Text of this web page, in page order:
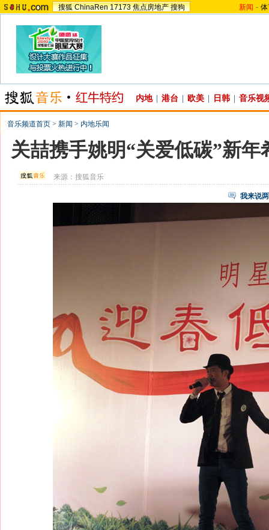
搜狐 ChinaRen 17173 焦点房地产 搜狗 新闻 -
内地 港台 欧美 日韩 音乐视
音乐频道首页 > 新闻 > 内地乐闻
关喆携手姚明“关爱低碳”新年
来源：搜狐音乐
我来说